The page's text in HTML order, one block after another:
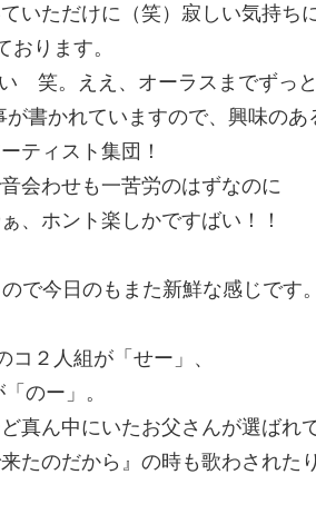
いただけに（笑）寂しい気持ちに
ります。
笑。ええ、オーラスまでずっ
書かれていますので、興味のあ
ティスト集団！
会わせも一苦労のはずなのに
、ホント楽しかですばい！！
で今日のもまた新鮮な感じです。
２人組が「せー」、
のー」。
真ん中にいたお父さんが選ばれ
たのだから』の時も歌わされた